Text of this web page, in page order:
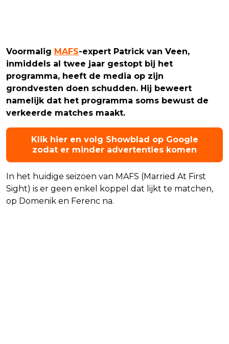
Voormalig MAFS-expert Patrick van Veen,
inmiddels al twee jaar gestopt bij het
programma, heeft de media op zijn
grondvesten doen schudden. Hij beweert
namelijk dat het programma soms bewust de
verkeerde matches maakt.
Klik hier en volg Showblad op Google
zodat er minder advertenties komen
In het huidige seizoen van MAFS (Married At First
Sight) is er geen enkel koppel dat lijkt te matchen,
op Domenik en Ferenc na.